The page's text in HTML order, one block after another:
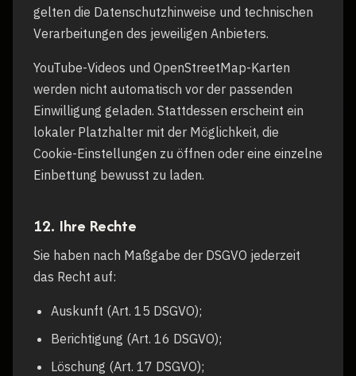
gelten die Datenschutzhinweise und technischen
Verarbeitungen des jeweiligen Anbieters.
YouTube-Videos und OpenStreetMap-Karten
werden nicht automatisch vor der passenden
Einwilligung geladen. Stattdessen erscheint ein
lokaler Platzhalter mit der Möglichkeit, die
Cookie-Einstellungen zu öffnen oder eine einzelne
Einbettung bewusst zu laden.
12. Ihre Rechte
Sie haben nach Maßgabe der DSGVO jederzeit
das Recht auf:
Auskunft (Art. 15 DSGVO);
Berichtigung (Art. 16 DSGVO);
Löschung (Art. 17 DSGVO);